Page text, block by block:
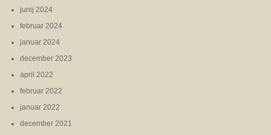
junij 2024
februar 2024
januar 2024
december 2023
april 2022
februar 2022
januar 2022
december 2021